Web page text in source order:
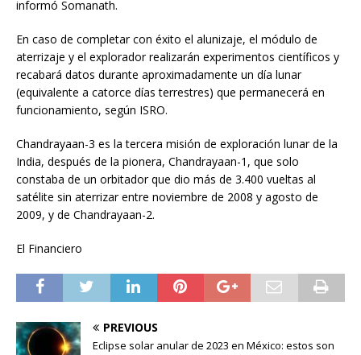
informó Somanath.
En caso de completar con éxito el alunizaje, el módulo de
aterrizaje y el explorador realizarán experimentos científicos y
recabará datos durante aproximadamente un día lunar
(equivalente a catorce días terrestres) que permanecerá en
funcionamiento, según ISRO.
Chandrayaan-3 es la tercera misión de exploración lunar de la
India, después de la pionera, Chandrayaan-1, que solo
constaba de un orbitador que dio más de 3.400 vueltas al
satélite sin aterrizar entre noviembre de 2008 y agosto de
2009, y de Chandrayaan-2.
El Financiero
PREVIOUS
Eclipse solar anular de 2023 en México: estos son